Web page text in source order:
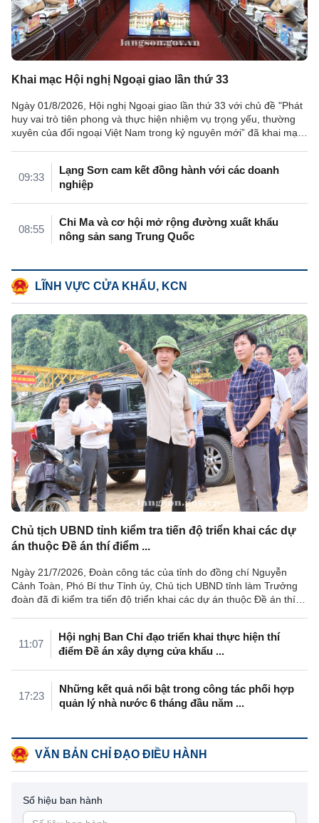
Khai mạc Hội nghị Ngoại giao lần thứ 33
Ngày 01/8/2026, Hội nghị Ngoại giao lần thứ 33 với chủ đề "Phát
huy vai trò tiên phong và thực hiện nhiệm vụ trọng yếu, thường
xuyên của đối ngoại Việt Nam trong kỷ nguyên mới” đã khai mạc
09:33
Lạng Sơn cam kết đồng hành với các doanh
nghiệp
08:55
Chi Ma và cơ hội mở rộng đường xuất khẩu
nông sản sang Trung Quốc
LĨNH VỰC CỬA KHẨU, KCN
Chủ tịch UBND tỉnh kiểm tra tiến độ triển khai các dự
án thuộc Đề án thí điểm ...
Ngày 21/7/2026, Đoàn công tác của tỉnh do đồng chí Nguyễn
Cảnh Toàn, Phó Bí thư Tỉnh ủy, Chủ tịch UBND tỉnh làm Trưởng
đoàn đã đi kiểm tra tiến độ triển khai các dự án thuộc Đề án thí
11:07
Hội nghị Ban Chỉ đạo triển khai thực hiện thí
điểm Đề án xây dựng cửa khẩu ...
17:23
Những kết quả nổi bật trong công tác phối hợp
quản lý nhà nước 6 tháng đầu năm ...
VĂN BẢN CHỈ ĐẠO ĐIỀU HÀNH
Số hiệu ban hành